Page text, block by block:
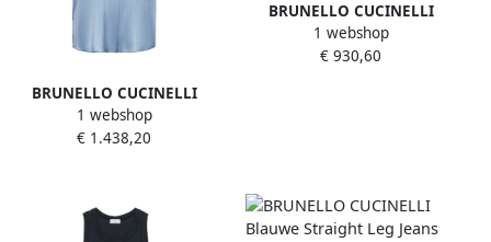
BRUNELLO CUCINELLI
Zijden Kimono Mouw Shirt
Blue Dames
1 webshop
€ 1.438,20
BRUNELLO CUCINELLI
Stijlvolle Jeans voor Mannen
Blue Dames
1 webshop
€ 930,60